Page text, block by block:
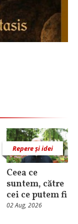
Repere și idei
Ceea ce
suntem, către
cei ce putem fi
02 Aug, 2026